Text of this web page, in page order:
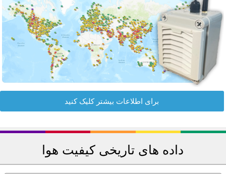
برای اطلاعات بیشتر کلیک کنید
داده های تاریخی کیفیت هوا